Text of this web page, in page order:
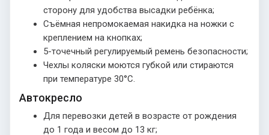
сторону для удобства высадки ребёнка;
Съёмная непромокаемая накидка на ножки с
креплением на кнопках;
5-точечный регулируемый ремень безопасности;
Чехлы коляски моются губкой или стираются
при температуре 30°С.
Автокресло
Для перевозки детей в возрасте от рождения
до 1 года и весом до 13 кг;